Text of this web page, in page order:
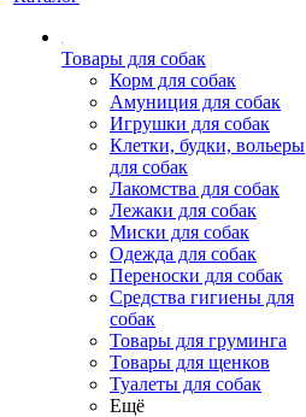
Товары для собак
Корм для собак
Амуниция для собак
Игрушки для собак
Клетки, будки, вольеры
для собак
Лакомства для собак
Лежаки для собак
Миски для собак
Одежда для собак
Переноски для собак
Средства гигиены для
собак
Товары для груминга
Товары для щенков
Туалеты для собак
Ещё